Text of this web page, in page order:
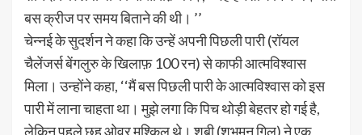
बस क्रीज पर समय बिताने की थी। ’’
चेन्नई के सुदर्शन ने कहा कि उन्हें अपनी पिछली पारी (रॉयल
चैलेंजर्स बेंगलुरु के खिलाफ़ 100 रन) से काफी आत्मविश्वास
मिला। उन्होंने कहा, ‘‘मैं बस पिछली पारी के आत्मविश्वास को इस
पारी में लाना चाहता था। मुझे लगा कि पिच थोड़ी बेहतर हो गई है,
लेकिन पहले छह ओवर मुश्किल थे। शुबी (शुभमन गिल) ने एक